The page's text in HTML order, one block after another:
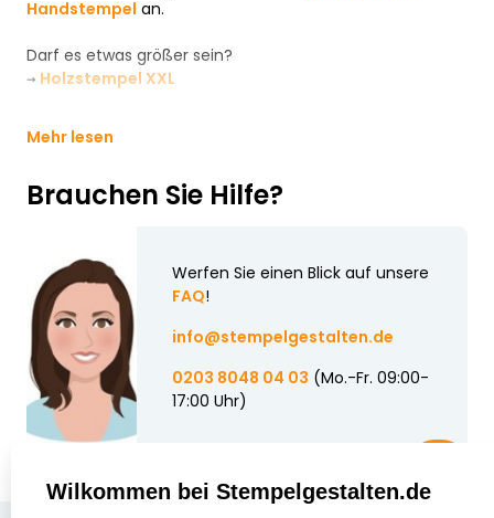
Handstempel an.
Darf es etwas größer sein?
→ Holzstempel XXL
Mehr lesen
Brauchen Sie Hilfe?
Werfen Sie einen Blick auf unsere
FAQ!
info@stempelgestalten.de
0203 8048 04 03 (Mo.-Fr. 09:00-
17:00 Uhr)
Wilkommen bei Stempelgestalten.de